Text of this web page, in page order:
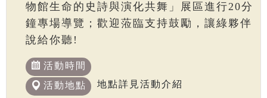
物館生命的史詩與演化共舞」展區進行20分
鐘專場導覽；歡迎蒞臨支持鼓勵，讓綠夥伴
說給你聽!
活動時間
活動地點
地點詳見活動介紹